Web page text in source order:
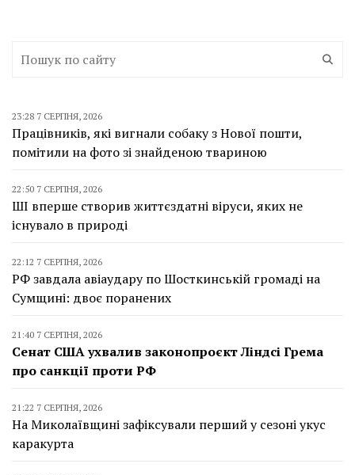
23:28 7 СЕРПНЯ, 2026
Працівників, які вигнали собаку з Нової пошти,
помітили на фото зі знайденою твариною
22:50 7 СЕРПНЯ, 2026
ШІ вперше створив життєздатні віруси, яких не
існувало в природі
22:12 7 СЕРПНЯ, 2026
РФ завдала авіаудару по Шосткинській громаді на
Сумщині: двоє поранених
21:40 7 СЕРПНЯ, 2026
Сенат США ухвалив законопроєкт Ліндсі Грема
про санкції проти РФ
21:22 7 СЕРПНЯ, 2026
На Миколаївщині зафіксували перший у сезоні укус
каракурта